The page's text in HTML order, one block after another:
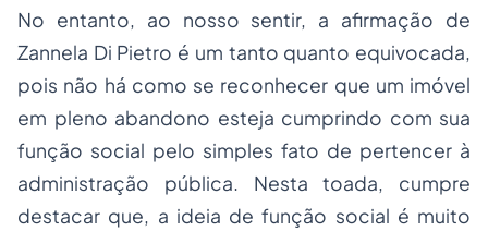
No entanto, ao nosso sentir, a afirmação de
Zannela Di Pietro é um tanto quanto equivocada,
pois não há como se reconhecer que um imóvel
em pleno abandono esteja cumprindo com sua
função social pelo simples fato de pertencer à
administração pública. Nesta toada, cumpre
destacar que, a ideia de função social é muito